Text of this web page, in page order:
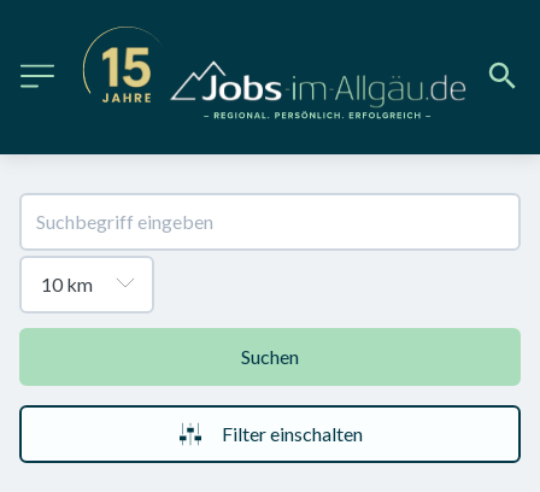
Suchen
Filter einschalten